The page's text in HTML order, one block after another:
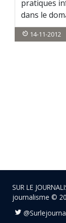
pratiques
dans le
14-11-2012
SUR LE
journalisme ©